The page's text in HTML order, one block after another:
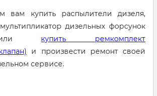
вам купить распылители дизеля,
дизельных форсунок
или купить ремкомплект
и произвести ремонт своей
сервисе.